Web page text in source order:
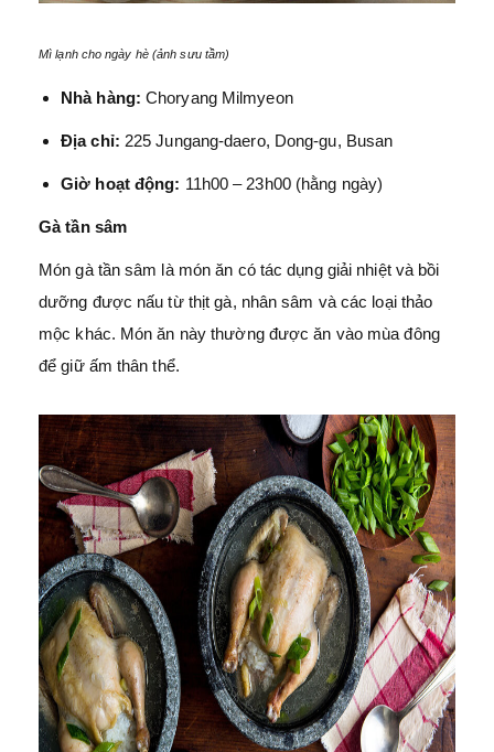
Mì lạnh cho ngày hè (ảnh sưu tầm)
Nhà hàng: Choryang Milmyeon
Địa chỉ: 225 Jungang-daero, Dong-gu, Busan
Giờ hoạt động: 11h00 – 23h00 (hằng ngày)
Gà tần sâm
Món gà tần sâm là món ăn có tác dụng giải nhiệt và bồi
dưỡng được nấu từ thịt gà, nhân sâm và các loại thảo
mộc khác. Món ăn này thường được ăn vào mùa đông
để giữ ấm thân thể.